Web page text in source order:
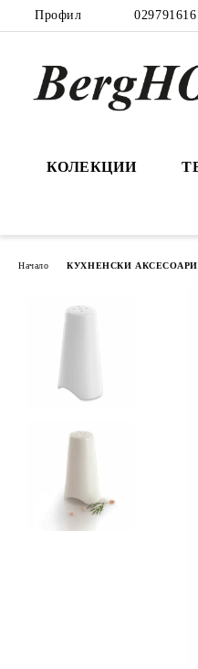
Профил 029791616
КОЛЕКЦИИ
Начало КУХНЕНСКИ АКСЕСОАРИ